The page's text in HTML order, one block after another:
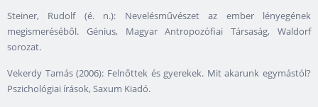
Steiner, Rudolf (é. n.): Nevelésművészet az ember lényegének
megismeréséből. Génius, Magyar Antropozófiai Társaság, Waldorf
sorozat.
Vekerdy Tamás (2006): Felnőttek és gyerekek. Mit akarunk egymástól?
Pszichológiai írások, Saxum Kiadó.